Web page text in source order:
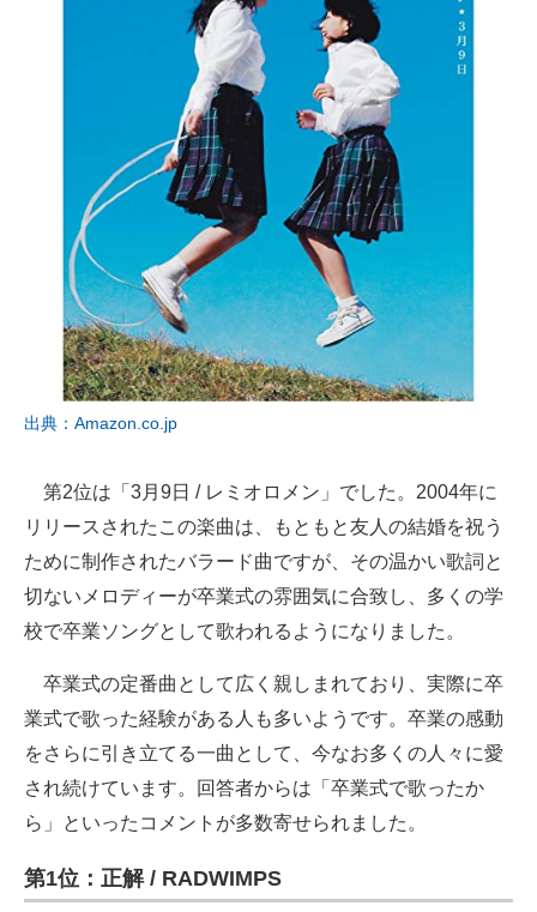
出典：Amazon.co.jp
第2位は「3月9日 / レミオロメン」でした。2004年に
リリースされたこの楽曲は、もともと友人の結婚を祝う
ために制作されたバラード曲ですが、その温かい歌詞と
切ないメロディーが卒業式の雰囲気に合致し、多くの学
校で卒業ソングとして歌われるようになりました。
卒業式の定番曲として広く親しまれており、実際に卒
業式で歌った経験がある人も多いようです。卒業の感動
をさらに引き立てる一曲として、今なお多くの人々に愛
され続けています。回答者からは「卒業式で歌ったか
ら」といったコメントが多数寄せられました。
第1位：正解 / RADWIMPS